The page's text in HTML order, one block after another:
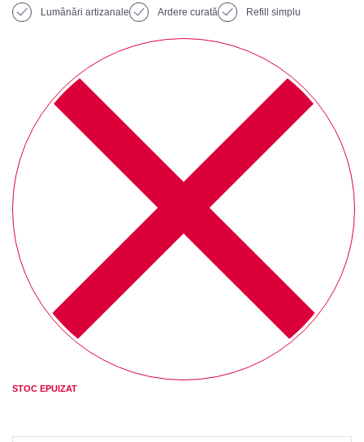
Lumânări artizanale Ardere curată Refill simplu
STOC EPUIZAT